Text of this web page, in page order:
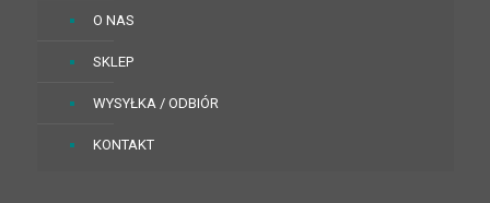
O NAS
SKLEP
WYSYŁKA / ODBIÓR
KONTAKT